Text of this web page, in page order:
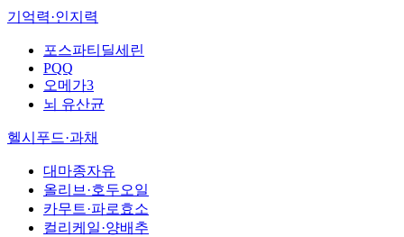
기억력·인지력
포스파티딜세린
PQQ
오메가3
뇌 유산균
헬시푸드·과채
대마종자유
올리브·호두오일
카무트·파로효소
컬리케일·양배추